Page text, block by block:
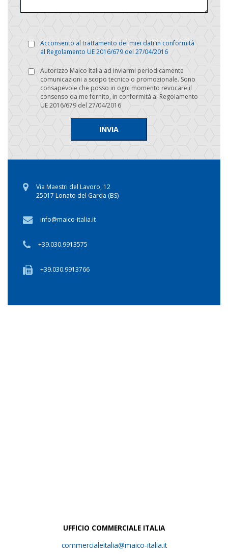
Acconsento al trattamento dei miei dati in conformità
al Regolamento UE 2016/679 del 27/04/2016
Autorizzo Maico Italia ad inviarmi periodicamente
comunicazioni a scopo tecnico o promozionale. Sono
consapevole che posso in ogni momento revocare il
consenso da me fornito, in conformità al Regolamento
UE 2016/679 del 27/04/2016
Via Maestri del Lavoro, 12
25017 Lonato del Garda (BS)
info@maico-italia.it
+39.030.9913575
+39.030.9913766
UFFICIO COMMERCIALE ITALIA
commercialeitalia@maico-italia.it